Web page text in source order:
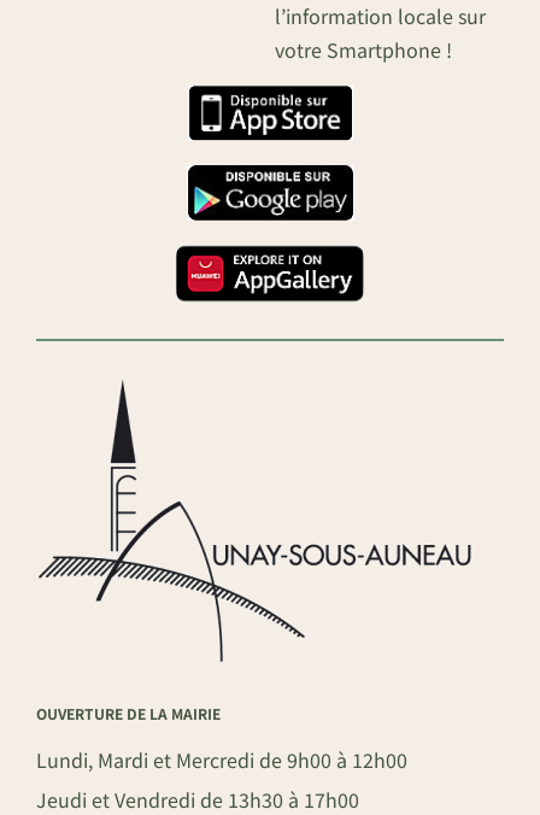
l’information locale sur
votre Smartphone !
OUVERTURE DE LA MAIRIE
Lundi, Mardi et Mercredi de 9h00 à 12h00
Jeudi et Vendredi de 13h30 à 17h00